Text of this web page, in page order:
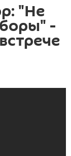
"Не
-